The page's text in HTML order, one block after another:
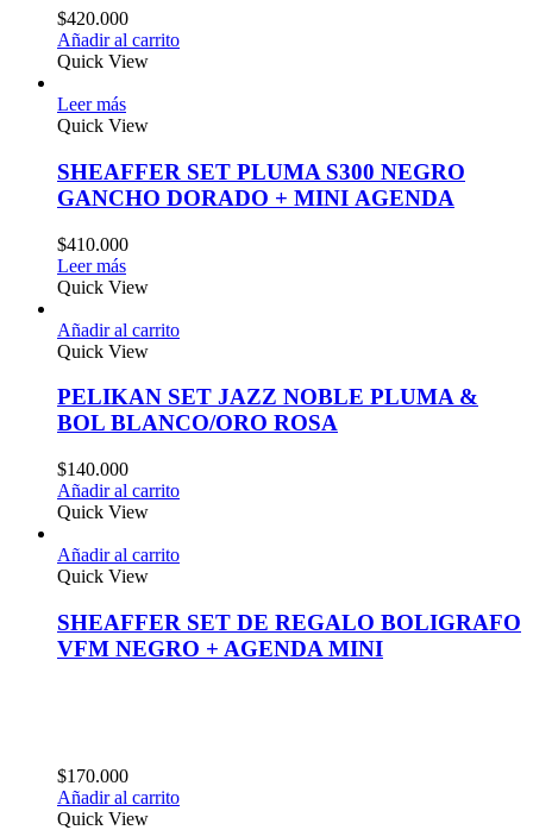
$420.000
Añadir al carrito
Quick View
Leer más
Quick View
SHEAFFER SET PLUMA S300 NEGRO
GANCHO DORADO + MINI AGENDA
$410.000
Leer más
Quick View
Añadir al carrito
Quick View
PELIKAN SET JAZZ NOBLE PLUMA &
BOL BLANCO/ORO ROSA
$140.000
Añadir al carrito
Quick View
Añadir al carrito
Quick View
SHEAFFER SET DE REGALO BOLIGRAFO
VFM NEGRO + AGENDA MINI
$170.000
Añadir al carrito
Quick View